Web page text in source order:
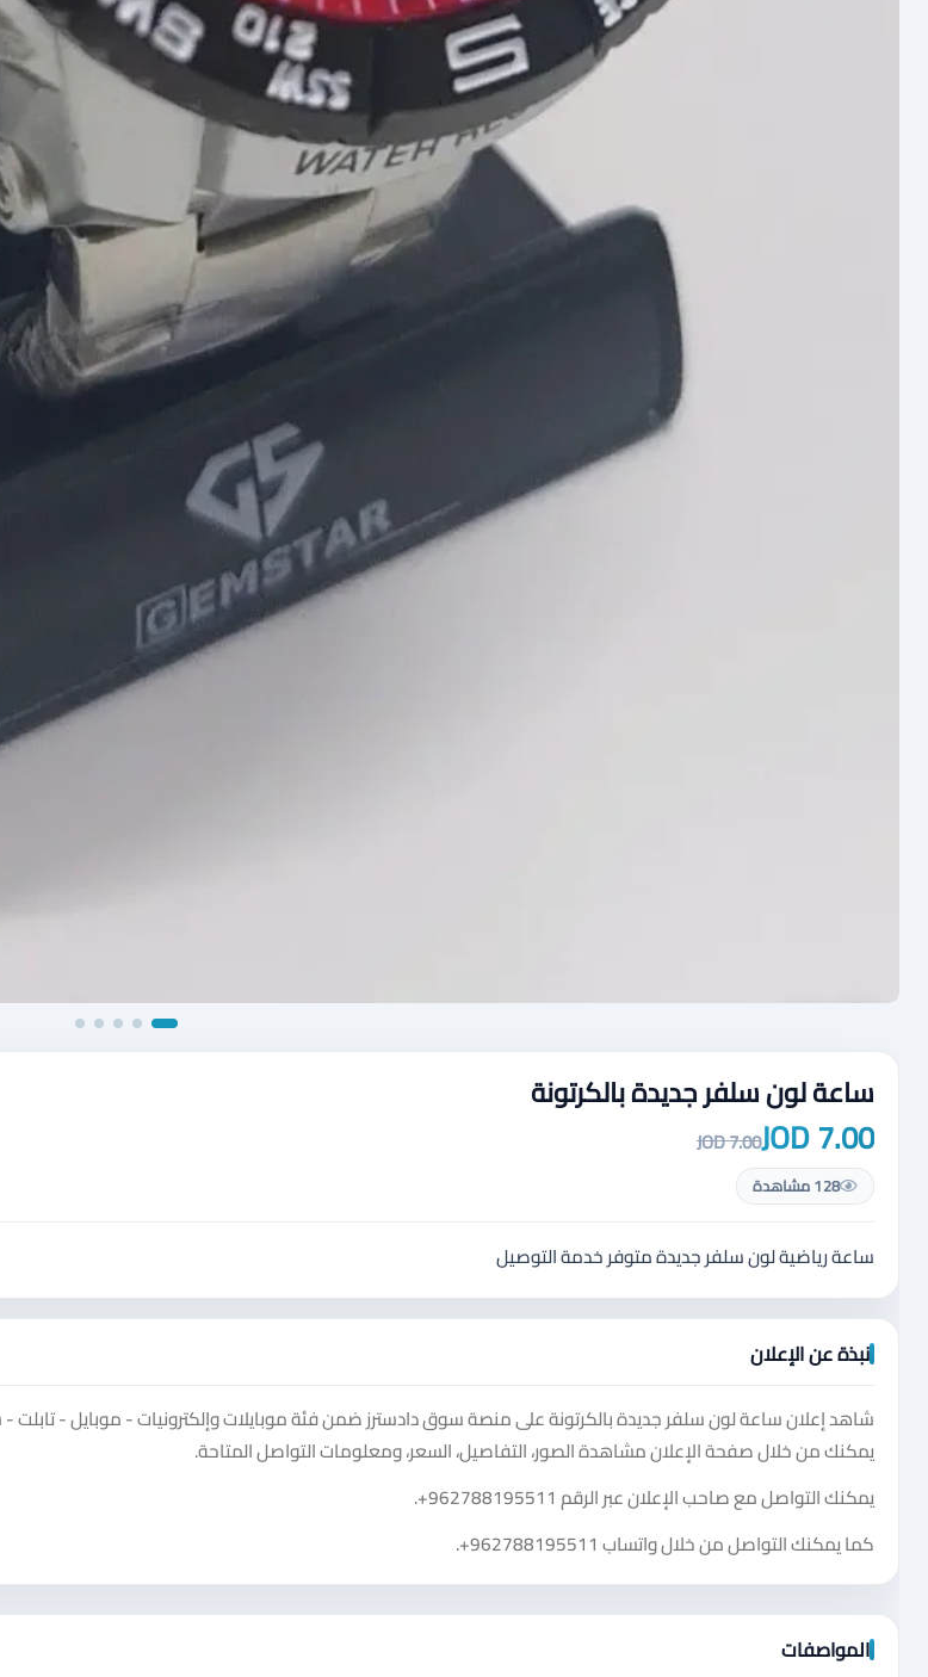
ساعة لون سلفر جديدة بالكرتونة
7.00 JOD
7.00 JOD
128 مشاهدة
ساعة رياضية لون سلفر جديدة متوفر خدمة التوصيل
نبذة عن الإعلان
شاهد إعلان ساعة لون سلفر جديدة بالكرتونة على منصة سوق دادسترز ضمن فئة موبايلات وإلكترونيات - موبايل -
يمكنك من خلال صفحة الإعلان مشاهدة الصور، التفاصيل، السعر، ومعلومات التواصل المتاحة.
يمكنك التواصل مع صاحب الإعلان عبر الرقم +962788195511
.
كما يمكنك التواصل من خلال واتساب +962788195511
.
المواصفات